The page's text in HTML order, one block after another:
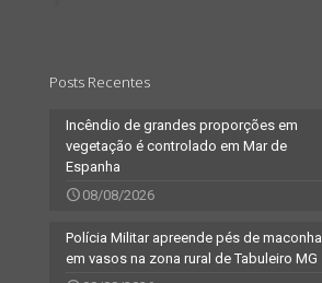
Posts Recentes
Incêndio de grandes proporções em
vegetação é controlado em Mar de
Espanha
08/08/2026
Polícia Militar apreende pés de maconha
em vasos na zona rural de Tabuleiro MG